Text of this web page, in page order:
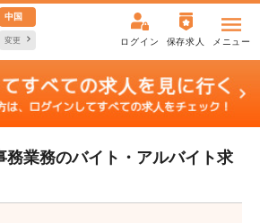
中国
変更 ログイン 保存求人 メニュー
務業務のバイト・アルバイト求